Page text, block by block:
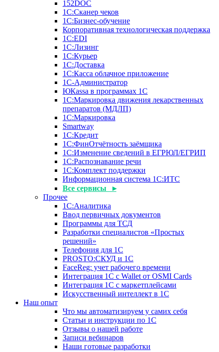
152DOC
1С:Сканер чеков
1С:Бизнес-обучение
Корпоративная технологическая поддержка
1С:ЕDI
1С:Лизинг
1С:Курьер
1С:Доставка
1С:Касса облачное приложение
1С-Администратор
ЮКаssа в программах 1С
1С:Маркировка движения лекарственных
препаратов (МДЛП)
1С:Маркировка
Smartway
1С:Кредит
1С:ФинОтчётность заёмщика
1С:Изменение сведений в ЕГРЮЛ/ЕГРИП
1С:Распознавание речи
1С:Комплект поддержки
Информационная система 1С:ИТС
Все сервисы ▸
Прочее
1С:Аналитика
Ввод первичных документов
Программы для ТСД
Разработки специалистов «Простых
решений»
Телефония для 1С
PROSTO:СКУД и 1С
FaceReg: учет рабочего времени
Интеграция 1С с Wallet от OSMI Cards
Интеграция 1С с маркетплейсами
Искусственный интеллект в 1С
Наш опыт
Что мы автоматизируем у самих себя
Статьи и инструкции по 1С
Отзывы о нашей работе
Записи вебинаров
Наши готовые разработки